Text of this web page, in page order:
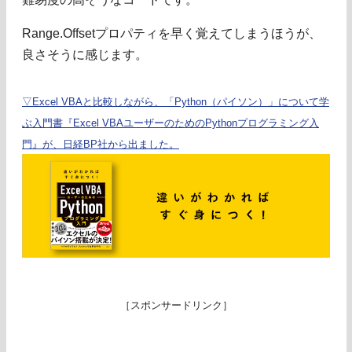
Range.Offsetプロパティを早く覚えてしまうほうが、
良さそうに感じます。
▽Excel VBAと比較しながら、「Python（パイソン）」について学
ぶ入門書『Excel VBAユーザーのためのPythonプログラミング入
門』が、日経BP社から出ました。
［スポンサードリンク］